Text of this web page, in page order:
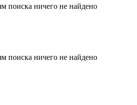
поиска ничего не найдено
поиска ничего не найдено